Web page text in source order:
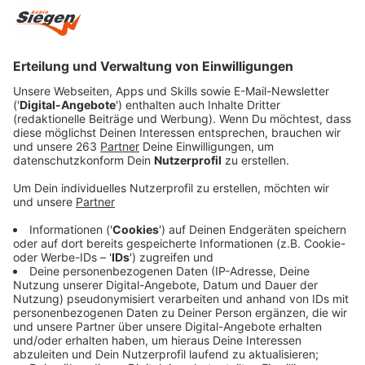
Unsere Moderatoren waren bei Christoph Griffel in
Brachbach zu Gast. Als Schlagzeuger spielt der Profi-
Musiker im Musikkorps der Bundeswehr.
Schlagzeugspielen im Video:
Anzeige
Anzeige